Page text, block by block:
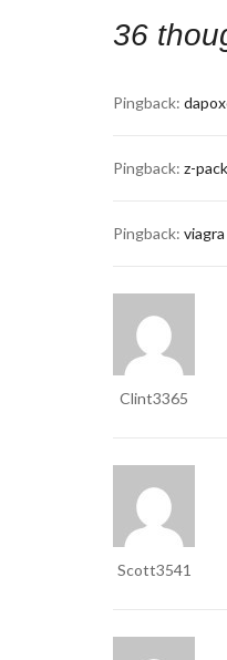
36
Pingback:
Pingback: z-
Pingback:
Clint3365
Scott3541